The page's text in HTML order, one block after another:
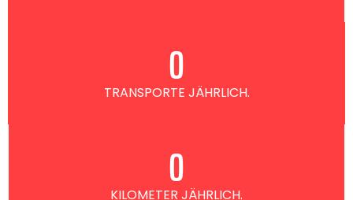
TRANSPORTE JÄHRLICH.
0
KILOMETER JÄHRLICH.
0